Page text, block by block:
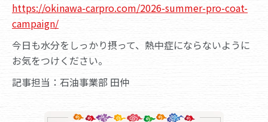
https://okinawa-carpro.com/2026-summer-pro-coat-
campaign/
今日も水分をしっかり摂って、熱中症にならないように
お気をつけください。
記事担当：石油事業部 田仲